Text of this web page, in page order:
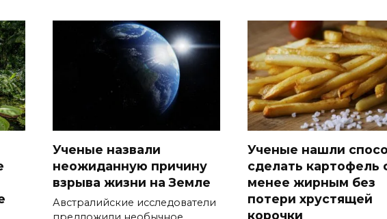
Ученые назвали
неожиданную причину
взрыва жизни на Земле
Австралийские исследователи
Ученые нашли
сделать картофель
менее жирным без
потери хрустящей
корочки